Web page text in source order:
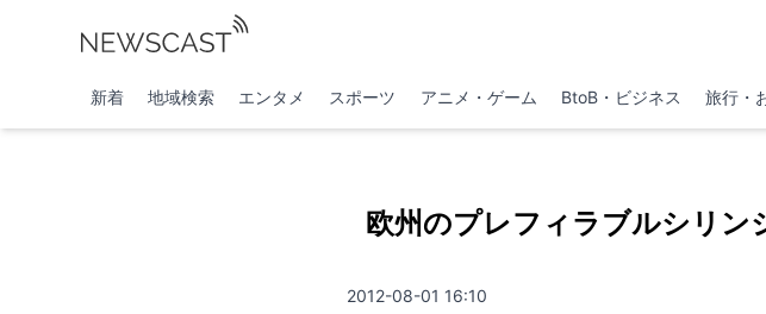
新着 地域検索 エンタメ スポーツ アニメ・ゲーム BtoB・ビジネス 旅行・
欧州のプレフィラブルシリ
2012-08-01 16:10